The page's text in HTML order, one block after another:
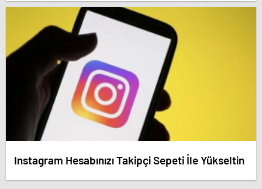
dedirten savunma! – Antalya haberleri
Instagram Hesabınızı Takipçi Sepeti İle Yükseltin